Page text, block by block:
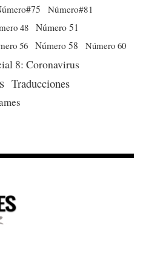
Número#81
48 Número 51
56 Número 58
Número 60
8: Coronavirus
Traducciones